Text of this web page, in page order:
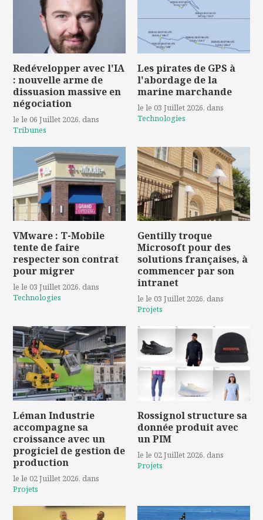
Redévelopper avec l'IA
: nouvelle arme de
dissuasion massive en
négociation
le le 06 Juillet 2026, dans
Tribunes
Les pirates de GPS à
l'abordage de la
marine marchande
le le 03 Juillet 2026, dans
Technologies
VMware : T-Mobile
tente de faire
respecter son contrat
pour migrer
le le 03 Juillet 2026, dans
Technologies
Gentilly troque
Microsoft pour des
solutions françaises, à
commencer par son
intranet
le le 03 Juillet 2026, dans
Projets
Léman Industrie
accompagne sa
croissance avec un
progiciel de gestion de
production
le le 02 Juillet 2026, dans
Projets
Rossignol structure sa
donnée produit avec
un PIM
le le 02 Juillet 2026, dans
Projets